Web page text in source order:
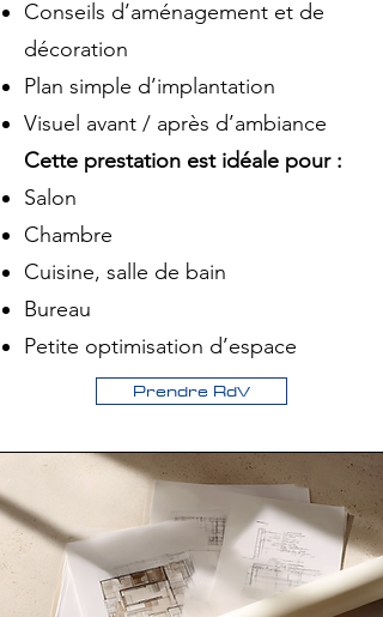
Conseils d’aménagement et de
décoration
Plan simple d’implantation
Visuel avant / après d’ambiance
Cette prestation est idéale pour :
Salon
Chambre
Cuisine, salle de bain
Bureau
Petite optimisation d’espace
Prendre RdV